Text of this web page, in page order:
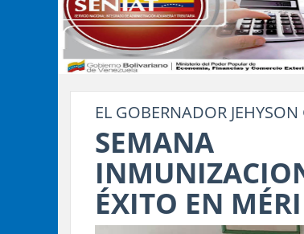
EL GOBERNADOR
SEMANA
ÉXITO EN